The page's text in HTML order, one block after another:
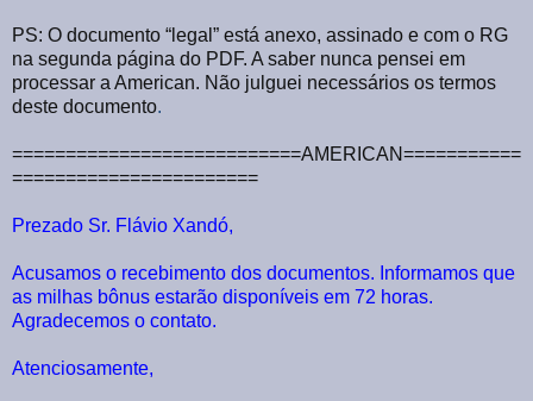
PS: O documento “legal” está anexo, assinado e com o RG
na segunda página do PDF. A saber nunca pensei em
processar a American. Não julguei necessários os termos
deste documento.
===========================AMERICAN===========
=======================
Prezado Sr. Flávio Xandó,
Acusamos o recebimento dos documentos. Informamos que
as milhas bônus estarão disponíveis em 72 horas.
Agradecemos o contato.
Atenciosamente,